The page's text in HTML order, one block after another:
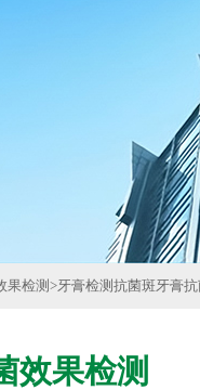
果检测>牙膏检测抗菌斑牙膏抗
效果检测